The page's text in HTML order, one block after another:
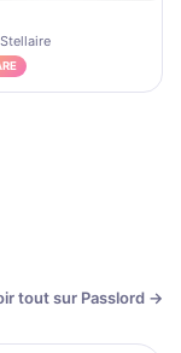
tout sur Passlord →